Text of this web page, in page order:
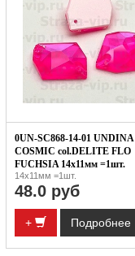
0UN-SC868-14-01 UNDINA
COSMIC col.DELITE FLO
FUCHSIA 14x11мм =1шт.
14x11мм =1шт.
48.0 руб
+ Подробнее